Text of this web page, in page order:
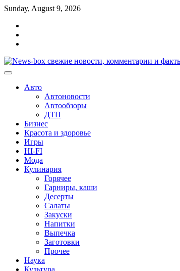
Перейти
содержимому
Sunday, August 9, 2026
Авто
Автоновости
Автообзоры
ДТП
Бизнес
Красота и здоровье
Игры
HI-FI
Мода
Кулинария
Горячее
Гарниры, каши
Десерты
Салаты
Закуски
Напитки
Выпечка
Заготовки
Прочее
Наука
Культура